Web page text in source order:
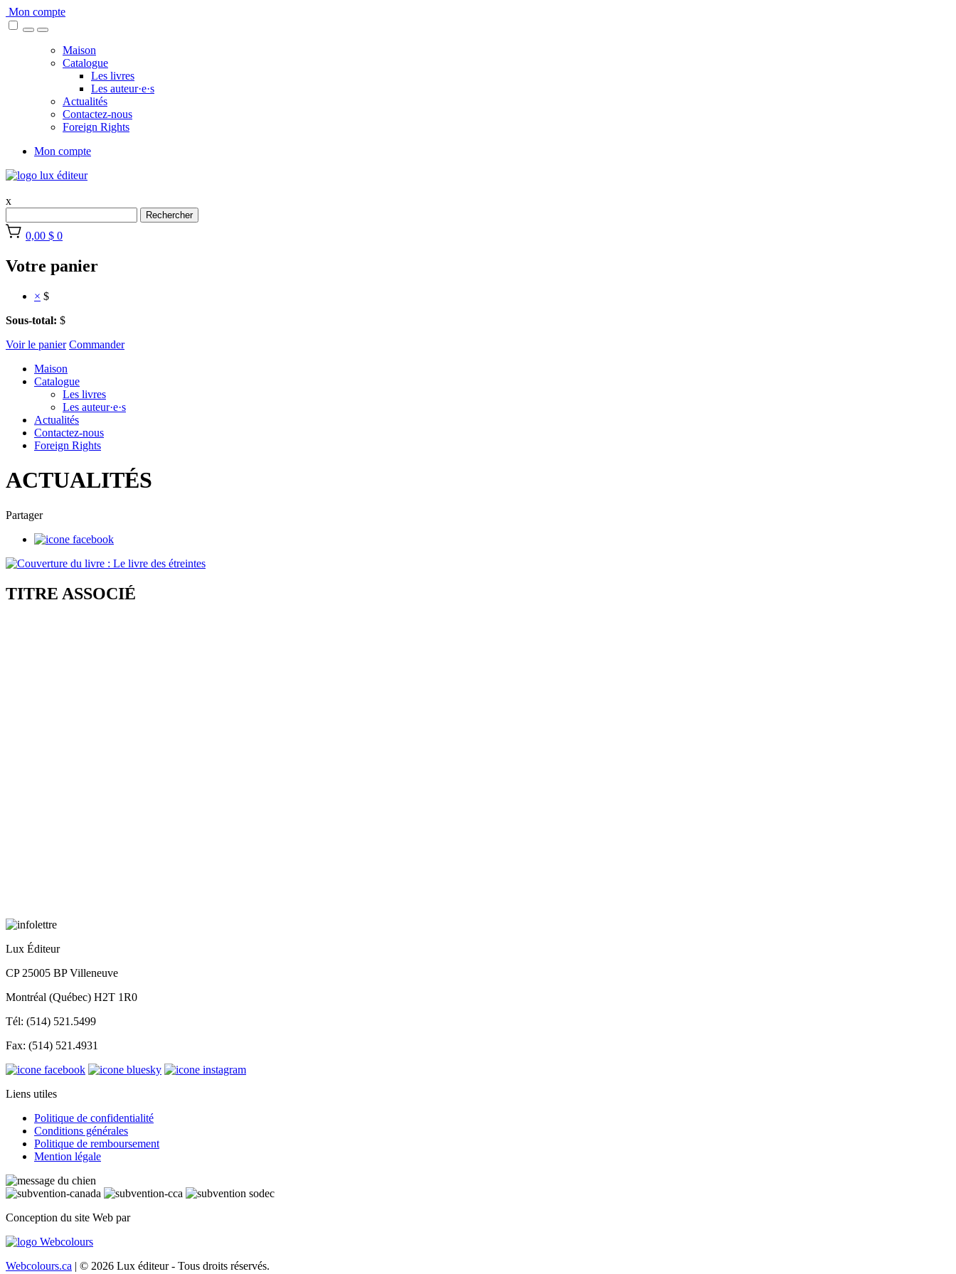
Skip
to
Mon compte
Maison
Catalogue
Les livres
Les auteur·e·s
Actualités
Contactez-nous
Foreign Rights
Mon compte
x
Rechercher
0,00 $ 0
Votre panier
× $
Sous-total: $
Voir le panier Commander
Maison
Catalogue
Les livres
Les auteur·e·s
Actualités
Contactez-nous
Foreign Rights
ACTUALITÉS
Partager
TITRE ASSOCIÉ
Lux Éditeur
CP 25005 BP Villeneuve
Montréal (Québec) H2T 1R0
Tél: (514) 521.5499
Fax: (514) 521.4931
Liens utiles
Politique de confidentialité
Conditions générales
Politique de remboursement
Mention légale
Conception du site Web par
Webcolours.ca | © 2026 Lux éditeur - Tous droits réservés.